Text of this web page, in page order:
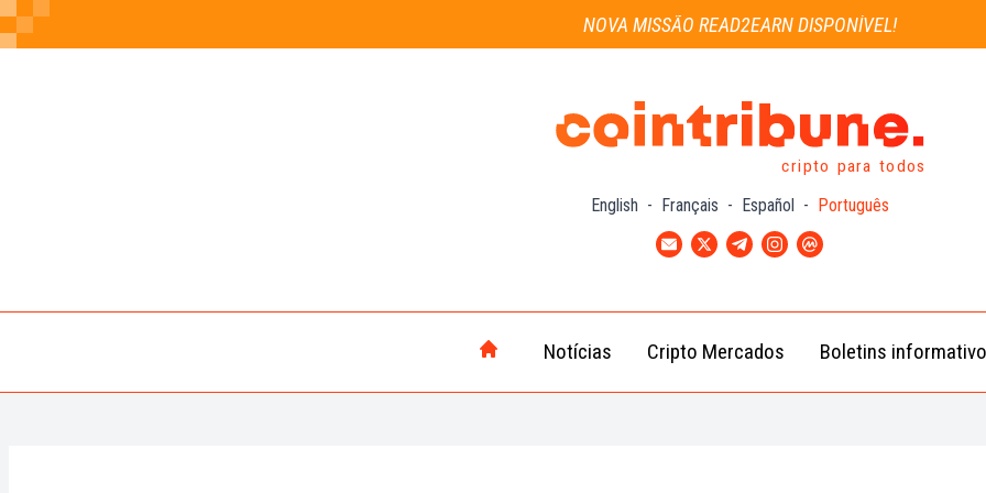
NOVA MISSÃO READ2EARN DISPONÍVEL!
cripto para todos
English - Français - Español - Português
Notícias
Notícias
Cripto
Cripto Mercados
(BTC)
Boletins